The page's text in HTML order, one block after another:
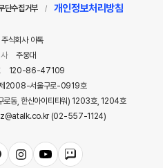
단수집거부 / 개인정보처리방침
주식회사 아톡
주웅대
120-86-47109
2008-서울구로-0919호
로동, 한신아이티타워) 1203호, 1204호
(02-557-1124)